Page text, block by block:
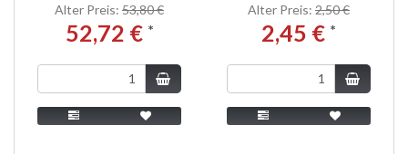
Alter Preis: 53,80 €
52,72 € *
Alter Preis: 2,50 €
2,45 € *